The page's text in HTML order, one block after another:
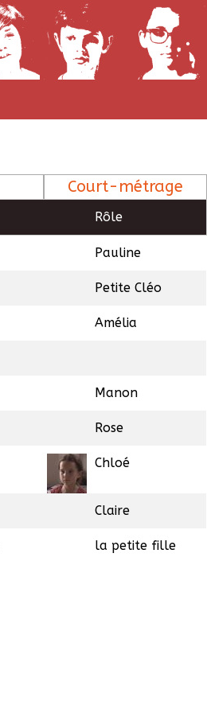
Court-métrage
Rôle
Pauline
Petite Cléo
Amélia
Manon
Rose
Chloé
Claire
la petite fille